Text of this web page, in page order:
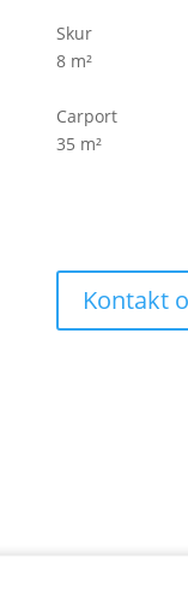
Skur
8 m²
Carport
35 m²
Kontakt